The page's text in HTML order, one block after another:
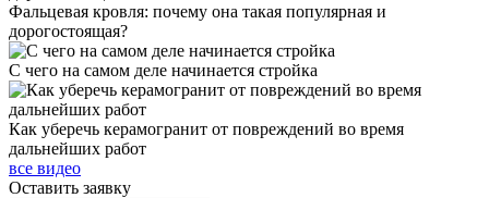
Фальцевая кровля: почему она такая популярная и
дорогостоящая?
С чего на самом деле начинается стройка
Как уберечь керамогранит от повреждений во время
дальнейших работ
все видео
Оставить заявку